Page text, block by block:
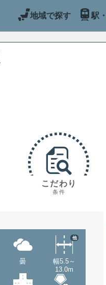
地域で探す 駅
こだわり
条件
曇
幅5.5～
13.0m
他